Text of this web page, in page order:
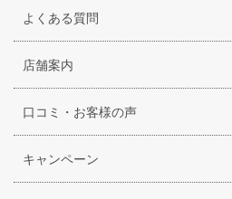
よくある質問
店舗案内
口コミ・お客様の声
キャンペーン